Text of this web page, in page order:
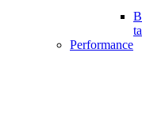
Performance